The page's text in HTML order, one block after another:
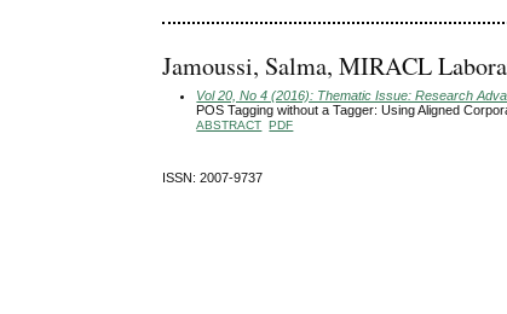
Jamoussi, Salma, MIRACL
Vol 20, No 4 (2016): Thematic Issue: Research
POS Tagging without a Tagger: Using Aligned
ABSTRACT PDF
ISSN: 2007-9737